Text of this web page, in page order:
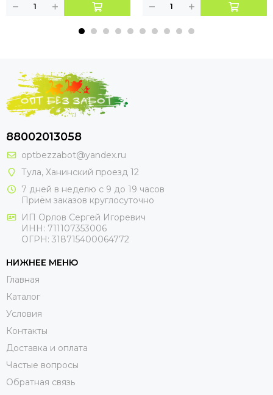
88002013058
optbezzabot@yandex.ru
Тула, Ханинский проезд 12
7 дней в неделю с 9 до 19 часов
Приём заказов круглосуточно
ИП Орлов Сергей Игоревич
ИНН: 711107353006
ОГРН: 318715400064772
НИЖНЕЕ МЕНЮ
Главная
Каталог
Условия
Контакты
Доставка и оплата
Частые вопросы
Обратная связь